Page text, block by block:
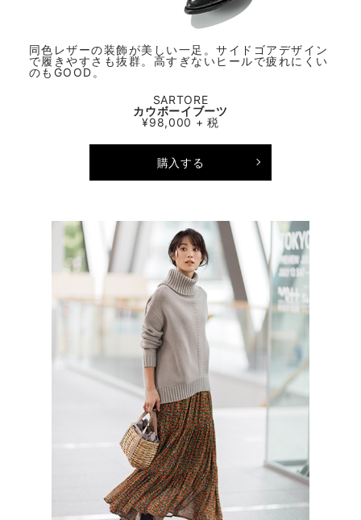
同色レザーの装飾が美しい一足。サイドゴアデザイン
で履きやすさも抜群。高すぎないヒールで疲れにくい
のもGOOD。
SARTORE
カウボーイブーツ
¥98,000 + 税
購入する